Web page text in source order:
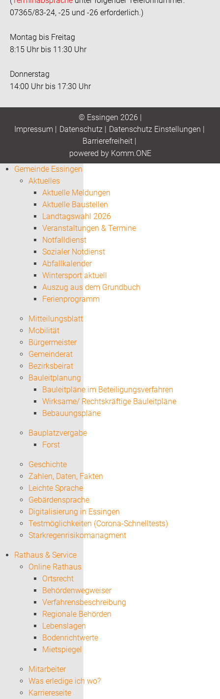
07365/83-24, -25 und -26 erforderlich.)
Montag bis Freitag
8:15 Uhr bis 11:30 Uhr
Donnerstag
14:00 Uhr bis 17:30 Uhr
© Essingen 2026 |
Impressum | Datenschutz| Datenschutz Einstellungen |
Barrierefreiheit|
powered by Komm.ONE
Gemeinde Essingen
Aktuelles
Aktuelle Meldungen
Aktuelle Baustellen
Landtagswahl 2026
Veranstaltungen & Termine
Notfalldienst
Sozialer Notdienst
Abfallkalender
Wintersport aktuell
Auszug aus dem Grundbuch
Ferienprogramm
Mitteilungsblatt
Mobilität
Bürgermeister
Gemeinderat
Bezirksbeirat
Bauleitplanung
Bauleitpläne im Beteiligungsverfahren
Wirksame/ Rechtskräftige Bauleitpläne
Bebauungspläne
Bauplatzvergabe
Forst
Geschichte
Zahlen, Daten, Fakten
Leichte Sprache
Gebärdensprache
Digitalisierung in Essingen
Testmöglichkeiten (Corona-Schnelltests)
Starkregenrisikomanagment
Rathaus & Service
Online Rathaus
Ortsrecht
Behördenwegweiser
Verfahrensbeschreibung
Regionale Behörden
Lebenslagen
Bodenrichtwerte
Mietspiegel
Mitarbeiter
Was erledige ich wo?
Karriereseite